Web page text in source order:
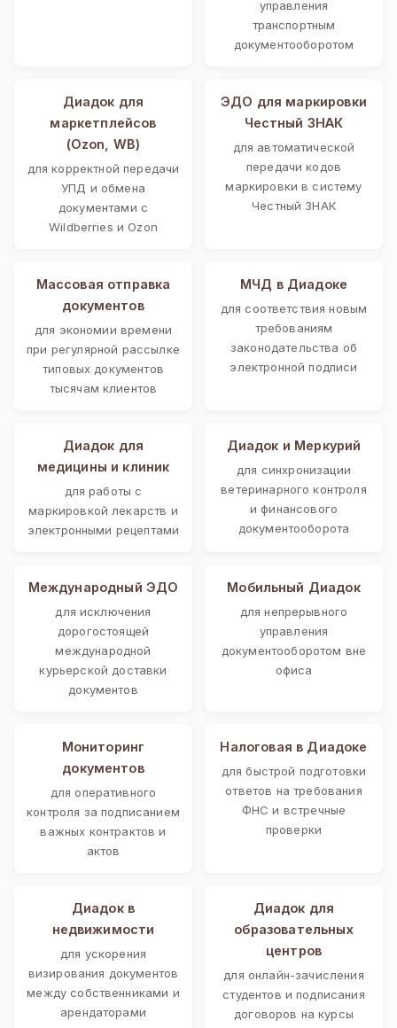
управления
транспортным
документооборотом
Диадок для
маркетплейсов
(Ozon, WB)
для корректной передачи
УПД и обмена
документами с
Wildberries и Ozon
ЭДО для маркировки
Честный ЗНАК
для автоматической
передачи кодов
маркировки в систему
Честный ЗНАК
Массовая отправка
документов
для экономии времени
при регулярной рассылке
типовых документов
тысячам клиентов
МЧД в Диадоке
для соответствия новым
требованиям
законодательства об
электронной подписи
Диадок для
медицины и клиник
для работы с
маркировкой лекарств и
электронными рецептами
Диадок и Меркурий
для синхронизации
ветеринарного контроля
и финансового
документооборота
Международный ЭДО
для исключения
дорогостоящей
международной
курьерской доставки
документов
Мобильный Диадок
для непрерывного
управления
документооборотом вне
офиса
Мониторинг
документов
для оперативного
контроля за подписанием
важных контрактов и
актов
Налоговая в Диадоке
для быстрой подготовки
ответов на требования
ФНС и встречные
проверки
Диадок в
недвижимости
для ускорения
визирования документов
между собственниками и
арендаторами
Диадок для
образовательных
центров
для онлайн-зачисления
студентов и подписания
договоров на курсы